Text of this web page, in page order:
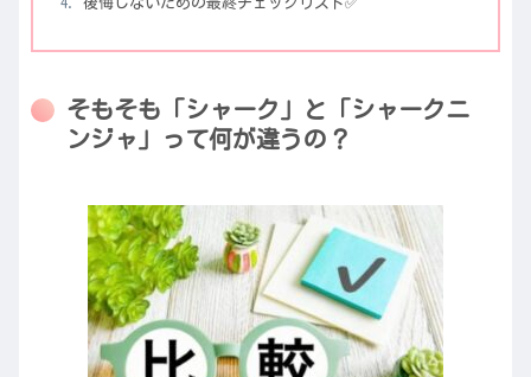
そもそも「シャーク」と「シャークニ
ンジャ」って何が違うの？